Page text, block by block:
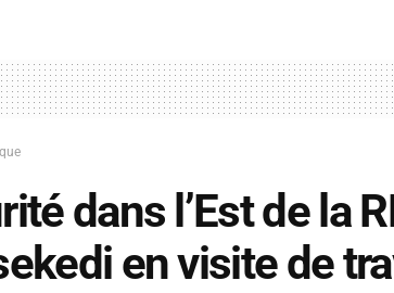
dans l’Est de la
en visite de